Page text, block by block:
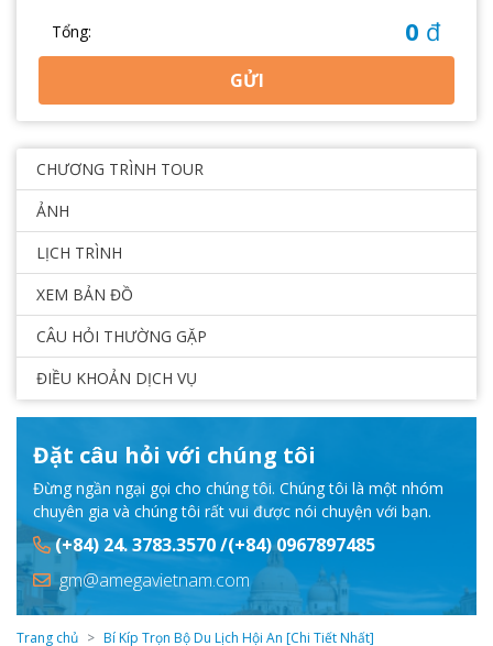
Trang chủ Bí Kíp Trọn Bộ Du Lịch Hội An [Chi Tiết Nhất]
Tổng: 0 đ
GỬI
CHƯƠNG TRÌNH TOUR
ẢNH
LỊCH TRÌNH
XEM BẢN ĐỒ
CÂU HỎI THƯỜNG GẶP
ĐIỀU KHOẢN DỊCH VỤ
Đặt câu hỏi với chúng tôi
Đừng ngần ngại gọi cho chúng tôi. Chúng tôi là một nhóm
chuyên gia và chúng tôi rất vui được nói chuyện với bạn.
(+84) 24. 3783.3570 /(+84) 0967897485
gm@amegavietnam.com